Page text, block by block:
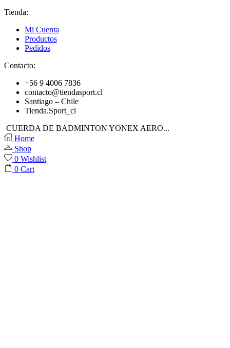
Tienda:
Mi Cuenta
Productos
Pedidos
Contacto:
+56 9 4006 7836
contacto@tiendasport.cl
Santiago – Chile
Tienda.Sport_cl
CUERDA DE BADMINTON YONEX AERO...
Home
Shop
0 Wishlist
0 Cart